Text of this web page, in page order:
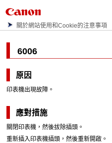
關於網站使用和Cookie的注意事項
6006
原因
印表機出現故障。
應對措施
關閉印表機 ，然後拔除插頭。
重新插入印表機插頭，然後重新開啟。